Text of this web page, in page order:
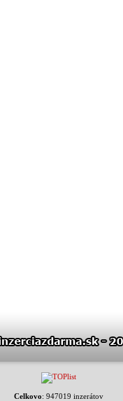
Celkovo: 947019 inzerátov